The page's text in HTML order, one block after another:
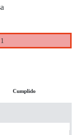
Cumplido